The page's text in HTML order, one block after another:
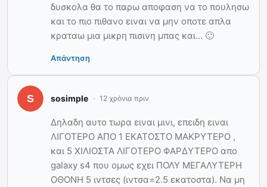
δυσκολα θα το παρω αποφαση να το πουλησω
και το πιο πιθανο ειναι να μην οποτε απλα
κραταω μια μικρη πισινη μπας και… 🙂
Απάντηση
sosimple 12 χρόνια πριν
Δηλαδη αυτο τωρα ειναι μινι, επειδη ειναι
ΛΙΓΟΤΕΡΟ ΑΠΟ 1 ΕΚΑΤΟΣΤΟ ΜΑΚΡΥΤΕΡΟ ,
και 5 ΧΙΛΙΟΣΤΑ ΛΙΓΟΤΕΡΟ ΦΑΡΔΥΤΕΡΟ απο
galaxy s4 που ομως εχει ΠΟΛΥ ΜΕΓΑΛΥΤΕΡΗ
ΟΘΟΝΗ 5 ιντσες (ιντσα=2.5 εκατοστα). Να μη